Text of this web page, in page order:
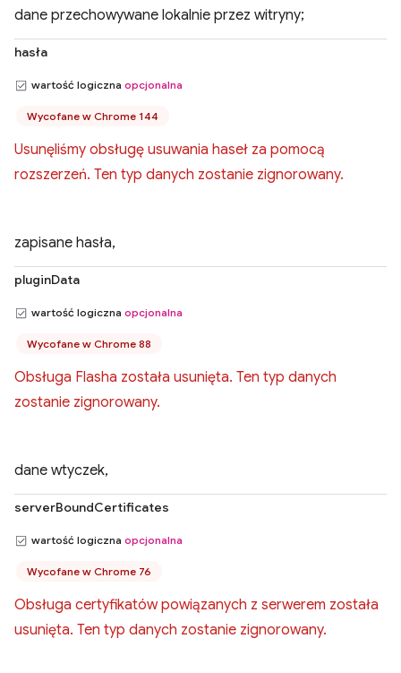
dane przechowywane lokalnie przez witryny;
hasła
wartość logiczna opcjonalna
Wycofane w Chrome 144
Usunęliśmy obsługę usuwania haseł za pomocą
rozszerzeń. Ten typ danych zostanie zignorowany.
zapisane hasła,
pluginData
wartość logiczna opcjonalna
Wycofane w Chrome 88
Obsługa Flasha została usunięta. Ten typ danych
zostanie zignorowany.
dane wtyczek,
serverBoundCertificates
wartość logiczna opcjonalna
Wycofane w Chrome 76
Obsługa certyfikatów powiązanych z serwerem została
usunięta. Ten typ danych zostanie zignorowany.